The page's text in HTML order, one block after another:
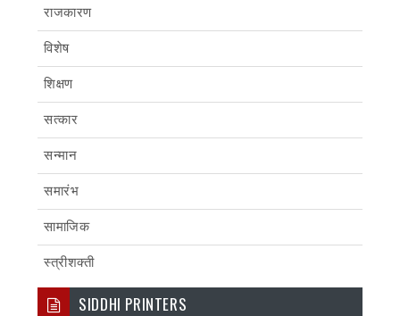
राजकारण
विशेष
शिक्षण
सत्कार
सन्मान
समारंभ
सामाजिक
स्त्रीशक्ती
SIDDHI PRINTERS